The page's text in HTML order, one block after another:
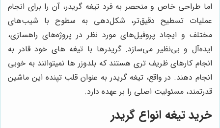
اما طراحی خاص و منحصر به فرد تیغه گریدر، آن را برای انجام
عملیات تسطیح دقیق‌تر، شکل‌دهی به سطوح با شیب‌های
مختلف و ایجاد پروفیل‌های مورد نظر در پروژه‌های راهسازی،
ایده‌آل و بی‌نظیر می‌سازد. گریدرها با تیغه های خود قادر به
انجام کارهای ظریف تری هستند که بلدوزر ها نمیتوانند به خوبی
انجام دهند. در واقع، تیغه گریدر به عنوان قلب تپنده این ماشین
قدرتمند، مسئولیت اصلی را بر عهده دارد.
خرید تیغه انواع گریدر